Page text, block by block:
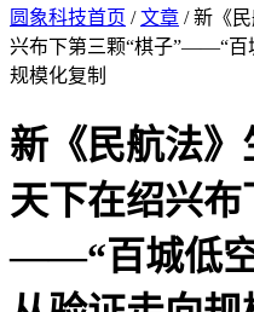
圆象科技首页 /文章 / 新《
兴布下第三颗“棋子”——“百
规模化复制
新《民航法
天下在绍兴布
——“百城低